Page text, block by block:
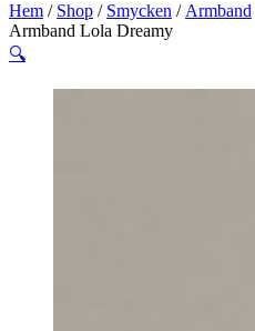
Hem / Shop / Smycken / Armband
Armband Lola Dreamy
🔍